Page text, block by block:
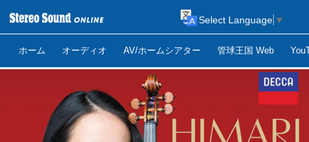
ホーム オーディオ AV/ホームシアター 管球王国 Web
Select Language ▼